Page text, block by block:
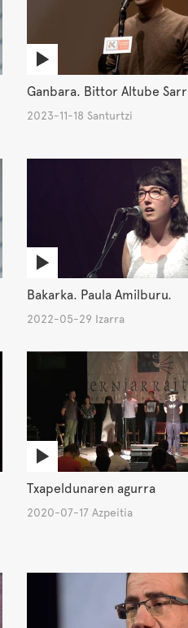
Ganbara. Bittor Altube
2023-11-18 Santurtzi
Bakarka. Paula Amilburu.
2022-05-29 Izarra
Txapeldunaren agurra
2020-07-17 Azpeitia